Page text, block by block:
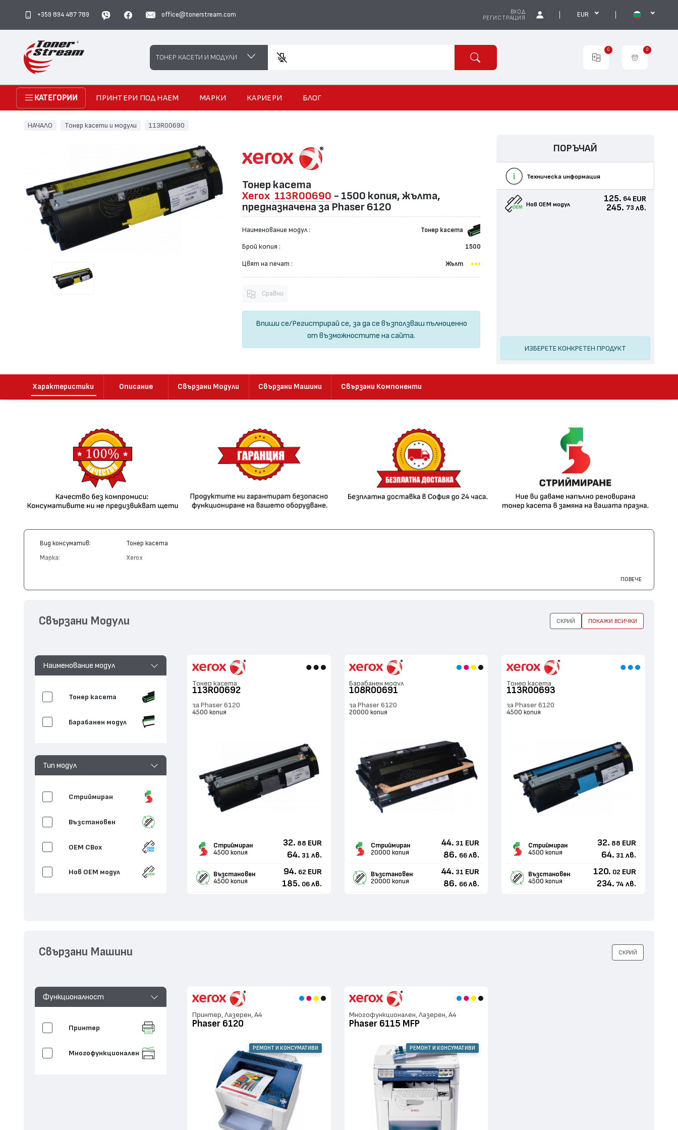
ВХОД
РЕГИСТРАЦИЯ
EUR
+359 894 487 789 office@tonerstream.com
Search
ТОНЕР КАСЕТИ И МОДУЛИ
0 0
КАТЕГОРИИ ПРИНТЕРИ ПОД НАЕМ МАРКИ КАРИЕРИ БЛОГ
НАЧАЛО Тонер касети и модули 113R00690
Тонер касета
Xerox 113R00690 - 1500 копия, жълта,
предназначена за Phaser 6120
Наименование модул : Тонер касета
Брой копия : 1500
Цвят на печат : Жълт
Сравни
Впиши се/Регистрирай се, за да се възползваш пълноценно
от възможностите на сайта.
ПОРЪЧАЙ
Техническа информация
Нов ОЕМ модул
125. 64 EUR
245. 73 лв.
ИЗБЕРЕТЕ КОНКРЕТЕН ПРОДУКТ
Характеристики Описание Свързани Модули Свързани Машини Свързани Компоненти
Вид консуматив: Тонер касета
Марка: Xerox
Съвместими устройства:
ПОВЕЧЕ
Наименование модул
Тонер касета
Барабанен модул
Тип модул
Стриймиран
Възстановен
OEM CBox
Нов ОЕМ модул
Тонер касета
113R00692
за Phaser 6120
4500 копия
Стриймиран
4500 копия
32. 88 EUR
64. 31 лв.
Възстановен
4500 копия
94. 62 EUR
185. 06 лв.
Барабанен модул
108R00691
за Phaser 6120
20000 копия
Стриймиран
20000 копия
44. 31 EUR
86. 66 лв.
Възстановен
20000 копия
44. 31 EUR
86. 66 лв.
Тонер касета
113R00693
за Phaser 6120
4500 копия
Стриймиран
4500 копия
32. 88 EUR
64. 31 лв.
Възстановен
4500 копия
120. 02 EUR
234. 74 лв.
Свързани Модули СКРИЙ ПОКАЖИ ВСИЧКИ
Функционалност
Принтер
Многофункционален
Принтер, Лазерен, А4
Phaser 6120
РЕМОНТ И КОНСУМАТИВИ
Многофункционален, Лазерен, А4
Phaser 6115 MFP
РЕМОНТ И КОНСУМАТИВИ
Свързани Машини СКРИЙ